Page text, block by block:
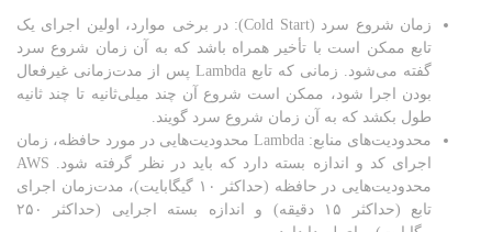
زمان شروع سرد (Cold Start): در برخی موارد، اولین اجرای یک
تابع ممکن است با تأخیر همراه باشد که به آن زمان شروع سرد
گفته می‌شود. زمانی که تابع Lambda پس از مدت‌زمانی غیرفعال
بودن اجرا شود، ممکن است شروع آن چند میلی‌ثانیه تا چند ثانیه
طول بکشد که به آن زمان شروع سرد گویند.
محدودیت‌های منابع: Lambda محدودیت‌هایی در مورد حافظه، زمان
اجرای کد و اندازه بسته دارد که باید در نظر گرفته شود. AWS
محدودیت‌هایی در حافظه (حداکثر ۱۰ گیگابایت)، مدت‌زمان اجرای
تابع (حداکثر ۱۵ دقیقه) و اندازه بسته اجرایی (حداکثر ۲۵۰